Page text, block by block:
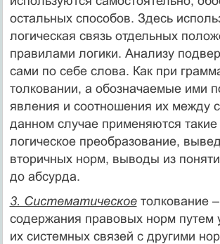
остальных способов. Здесь
логическая связь отдельных
правилами логики. Анализу
сами по себе слова. Как при
толковании, а обозначаемые ими
явления и соотношения их между
данном случае применяются
логическое преобразование,
вторичных норм, выводы из
до абсурда.
3. Систематическоетолкование
содержания правовых норм путем
их системных связей с другими